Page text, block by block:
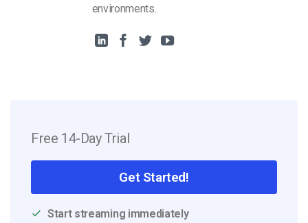
environments.
Free 14-Day Trial
Get Started!
Start streaming immediately